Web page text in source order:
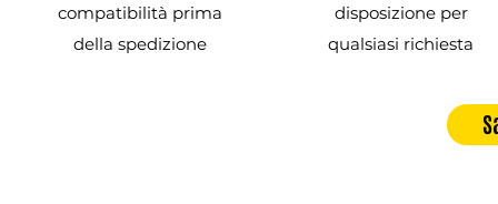
compatibilità prima
della spedizione
disposizione per
qualsiasi richiesta